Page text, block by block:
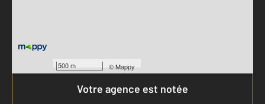
500 m ©Mappy
Votre agence est notée